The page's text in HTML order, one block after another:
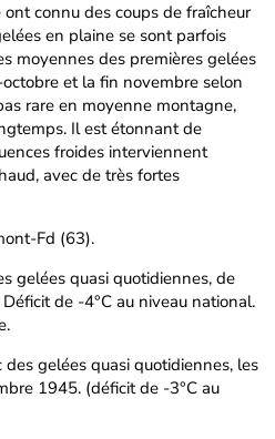
connu des coups de fraîcheur
en plaine se sont parfois
moyennes des premières gelées
et la fin novembre selon
rare en moyenne montagne,
Il est étonnant de
froides interviennent
avec de très fortes
Fd (63).
gelées quasi quotidiennes, de
de -4°C au niveau national.
des gelées quasi quotidiennes, les
1945. (déficit de -3°C au